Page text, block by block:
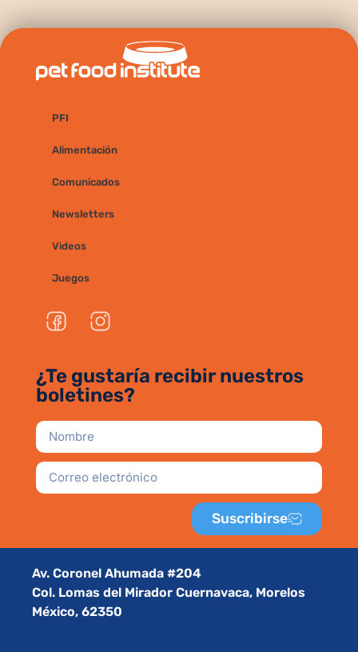
PFI
Alimentación
Comunicados
Newsletters
Videos
Juegos
¿Te gustaría recibir nuestros
boletines?
Suscribirse
Av. Coronel Ahumada #204
Col. Lomas del Mirador Cuernavaca, Morelos
México, 62350